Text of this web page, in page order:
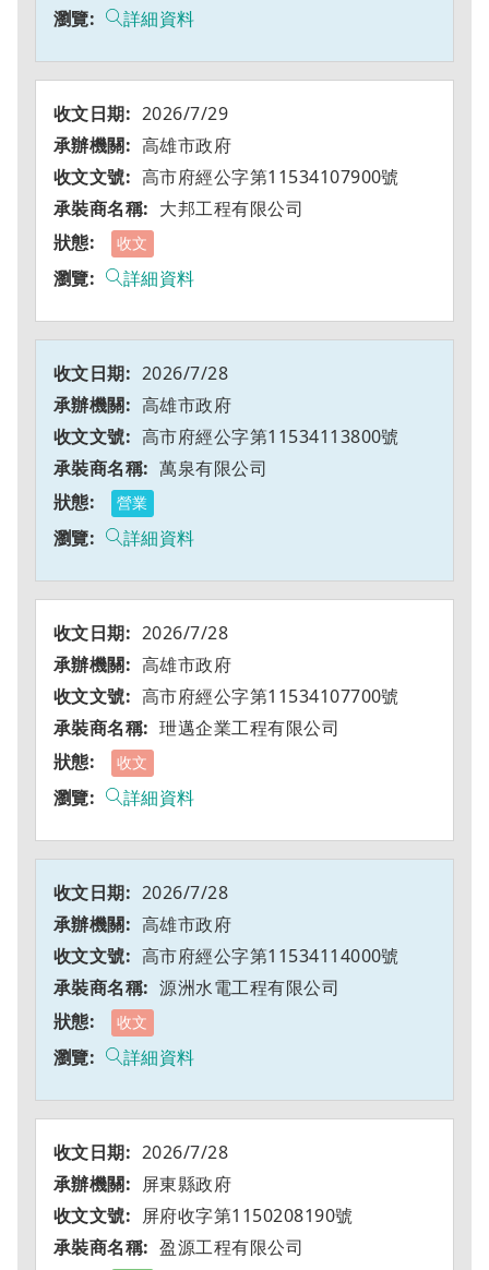
詳細資料
2026/7/29
高雄市政府
高市府經公字第11534107900號
大邦工程有限公司
收文
詳細資料
2026/7/28
高雄市政府
高市府經公字第11534113800號
萬泉有限公司
營業
詳細資料
2026/7/28
高雄市政府
高市府經公字第11534107700號
玴邁企業工程有限公司
收文
詳細資料
2026/7/28
高雄市政府
高市府經公字第11534114000號
源洲水電工程有限公司
收文
詳細資料
2026/7/28
屏東縣政府
屏府收字第1150208190號
盈源工程有限公司